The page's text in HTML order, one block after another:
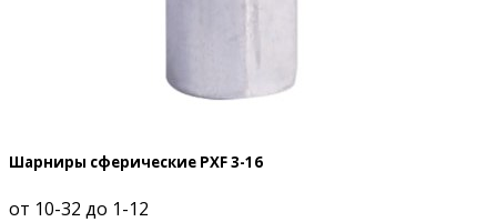
Шарниры сферические PXF 3-16
от 10-32 до 1-12